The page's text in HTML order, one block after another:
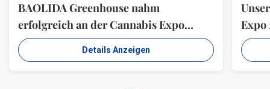
BAOLIDA Greenhouse nahm
erfolgreich an der Cannabis Expo
South Africa teil
Details Anzeigen
Expo